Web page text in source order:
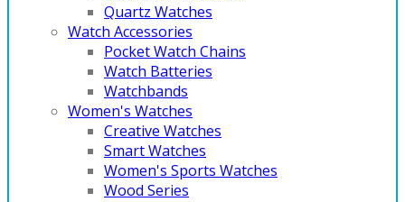
Quartz Watches
Watch Accessories
Pocket Watch Chains
Watch Batteries
Watchbands
Women's Watches
Creative Watches
Smart Watches
Women's Sports Watches
Wood Series